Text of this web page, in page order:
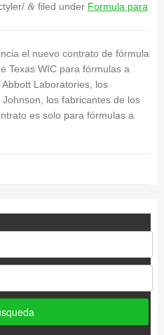
&filed under Formula para
el nuevo contrato de fórmula
Texas WIC para fórmulas a
Laboratories, los
los fabricantes de los
es solo para fórmulas a